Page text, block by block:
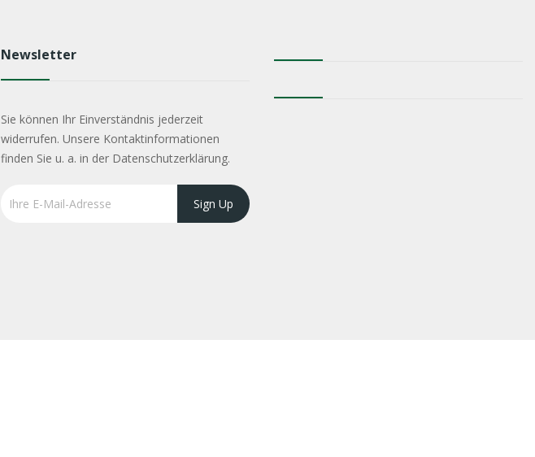
Newsletter
Sie können Ihr Einverständnis jederzeit
widerrufen. Unsere Kontaktinformationen
finden Sie u. a. in der Datenschutzerklärung.